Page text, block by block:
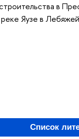
в
реке Яузе в
Список